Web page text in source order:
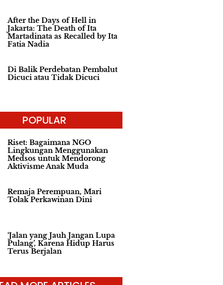
After the Days of Hell in
Jakarta: The Death of Ita
Martadinata as Recalled by Ita
Fatia Nadia
Di Balik Perdebatan Pembalut
Dicuci atau Tidak Dicuci
POPULAR
Riset: Bagaimana NGO
Lingkungan Menggunakan
Medsos untuk Mendorong
Aktivisme Anak Muda
Remaja Perempuan, Mari
Tolak Perkawinan Dini
‘Jalan yang Jauh Jangan Lupa
Pulang’, Karena Hidup Harus
Terus Berjalan